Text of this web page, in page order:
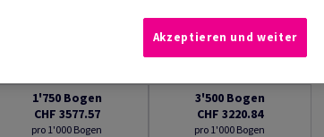
1'750 Bogen
CHF 3577.57
pro 1'000 Bogen
3'500 Bogen
CHF 3220.84
pro 1'000 Bogen
Akzeptieren und weiter